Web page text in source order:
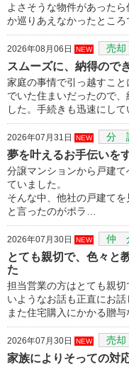
よさそうな物件があった
か巡りあえなかったとこ
2026年08月06日 NEW 売却
スムーズに、納得ので
家庭の事情で引っ越すこ
でいた住まいだったので
した。手続きも迅速にし
2026年07月31日 NEW 分
夢を叶えるお手伝いを
分譲マンションから戸建
ていました。
そんな中、他社の戸建て
と言ったのがポラ…
2026年07月30日 NEW 仲
とても親切で、色々と
た
担当営業の方はとても親
いようなお話も正直にお話
また住宅購入にかかる贈
2026年07月30日 NEW 売却
家族によりそっての対